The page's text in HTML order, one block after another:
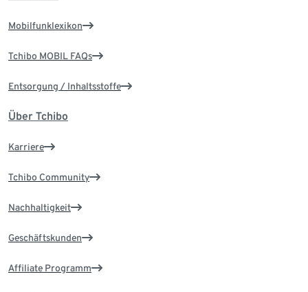
Mobilfunklexikon
Tchibo MOBIL FAQs
Entsorgung / Inhaltsstoffe
Über Tchibo
Karriere
Tchibo Community
Nachhaltigkeit
Geschäftskunden
Affiliate Programm